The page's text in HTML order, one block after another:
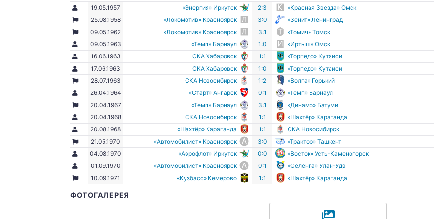
19.05.1957
«Энергия» Иркутск 2:3 «Красная Звезда» Омск
25.08.1958
«Локомотив» Красноярск 3:0 «Зенит» Ленинград
09.05.1962
«Локомотив» Красноярск 3:1 «Томич» Томск
09.05.1963
«Темп» Барнаул 1:0 «Иртыш» Омск
16.06.1963
СКА Хабаровск 1:1 «Торпедо» Кутаиси
17.06.1963
СКА Хабаровск 1:0 «Торпедо» Кутаиси
28.07.1963
СКА Новосибирск 1:2 «Волга» Горький
26.04.1964
«Старт» Ангарск 0:1 «Темп» Барнаул
20.04.1967
«Темп» Барнаул 3:1 «Динамо» Батуми
20.04.1968
СКА Новосибирск 1:1 «Шахтёр» Караганда
20.08.1968
«Шахтёр» Караганда 1:1 СКА Новосибирск
21.05.1970
«Автомобилист» Красноярск 3:0 «Трактор» Ташкент
04.08.1970
«Аэрофлот» Иркутск 0:0 «Восток» Усть-Каменогорск
01.09.1970
«Автомобилист» Красноярск 0:1 «Селенга» Улан-Удэ
10.09.1971
«Кузбасс» Кемерово 1:1 «Шахтёр» Караганда
ФОТОГАЛЕРЕЯ